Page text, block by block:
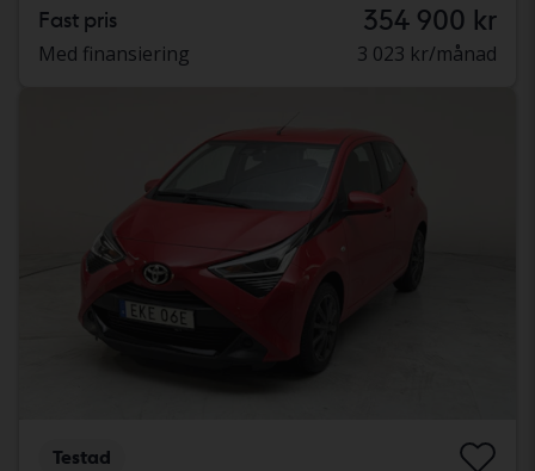
Fast pris 354 900 kr
Med finansiering 3 023 kr/månad
Testad